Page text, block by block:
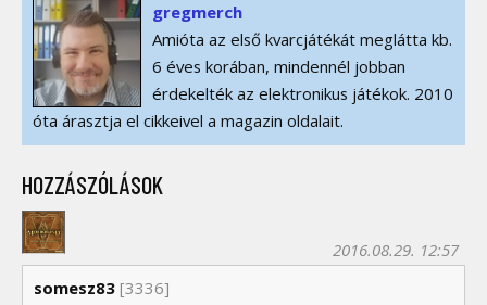
gregmerch
Amióta az első kvarcjátékát meglátta kb.
6 éves korában, mindennél jobban
érdekelték az elektronikus játékok. 2010
óta árasztja el cikkeivel a magazin oldalait.
HOZZÁSZÓLÁSOK
somesz83
2016.08.29. 12:57
[3336]